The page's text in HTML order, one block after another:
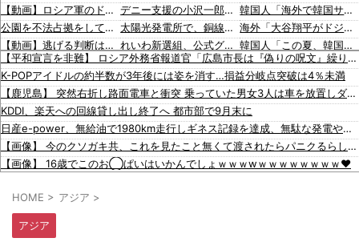
【動画】ロシア軍のドローンをネット発射装置で撃墜するウクライナ。
公園を不法占拠をして騒音を撒き散らした反対派を警察が撤去しました！
【動画】逃げる判断はやっ！埼玉でスマホ運転のプリウスに当て逃げされる車載。
どうなる？河合ゆうすけが県知事選へ立候補！
米国・欧州でも「韓国旅行」ブーム [8/7] [昆虫図鑑★]
韓国人「韓国のネットフリックスで初めて１位になった日本のコンテンツについて」「今シーズンは女性が可愛い」
韓国政府「3年前に石炭火発のアンモニア混焼で協力するっていったけどあれ取りやめな。政権変わったし」……韓国とまともな協力ができない理由、これなんですよね
入国拒否の半数が日本人!? 「オーストラリアで日本人女性が売春」
財源言わない減税は無責任！→使い方言わないのも無責任では？
【動画】よく助けられたな。岐阜の川で外国人が溺れてしまう事故。
デニー支援の小沢一郎氏（一般人）、辺野古沖事故について「玉城デニー知事の責任ではないが、不幸な出来事を悪宣伝に利用する人がいる」
太陽光発電所で、銅線およそ2.2トン（時価およそ330万円相当）盗んだなど、ベトナム国籍（無職）２人逮捕、盗まれた銅線の半分はすでに売却 富山で「金属盗対策法違反（去年9月施行）」による検挙は初
れいわ新選組、公式グッズ半額セールｗｗｗｗ
小沢一郎氏、玉城デニー知事を全力応援表明 「このままでは勝てない」中道の態度を批判 玉城氏「小沢氏は政治の師匠」※中道は支援表明せず
韓国人「海外が想像する韓国人キャラクターのイメージがこちら・・・」
「猫が車を凝視してると思ったら、自分に見とれていた…」（動画）
16歳の清水空跳が100m10秒00を記録して桐生祥秀の高校記録を更新、海外陸上競技ファンも大衝撃（海外の反応）
韓国人「海外で韓国サッカーの2002年ベスト4の実力は、実際にはどれくらい認められてるんだ…？（ﾌﾞﾙﾌﾞﾙ」＝韓国の反応
海外「大谷翔平がドジャースでfWAR25.0到達！歴史的ペースに海外騒然…」
韓国人「この夏、韓国人が東京へ行くしかない理由がこちら…」→「快適そうでめちゃくちゃ羨ましい…（ﾌﾞﾙﾌﾞﾙ」＝韓国の反応
韓国人「韓国に10年間の出場権剥奪や過去ワールドカップ、オリンピック予選の記録削除を要求するFIFA公式制裁を海外メディアが報道！」
韓国人「韓国人の日本への好感度が最高記録を達成した理由」
海外「大谷翔平が1試合2発！完全に人間離れしているんだが…」
韓国人「日本の女子高生のセーラー服と外国人観光客の関係性」
韓国人「広告塔としても活躍…」大谷翔平が『日立建機』ブランドアンバサダーに就任、来年4月に社名変更で国内外へ発信へ
【平和宣言を非難】 ロシア外務省報道官「広島市長は『偽りの呪文』繰り返している」
K-POPアイドルの約半数が3年後には姿を消す…損益分岐点突破は4％未満
【鹿児島】 突然右折し路面電車と衝突 乗っていた男女3人は車を放置しダッシュで逃走中
KDDI、楽天への回線貸し出し終了へ 都市部で9月末に
日産e-power、無給油で1980km走行しギネス記録を達成、無駄な発電や送電ロスなくEVよりエコを証明
【画像】 今のクソガキ共、これを見たこと無くて渡されたらパニクるらしいｗｗｗｗｗｗｗｗｗｗｗｗｗ
【画像】 16歳でこのお◯ぱいはいかんでしょｗｗｗwｗｗｗｗｗｗｗｗ❤
日本をダメにした総理大臣、ワースト１位が同点でこの人ｗｗｗｗｗｗ
【画像】 まま「なんかプール入ってたら学生にめっちゃ見られたw」
白黒のコマになぜ色が見えるのか 200年の謎をAIが解明！
HOME > アジア >
アジア